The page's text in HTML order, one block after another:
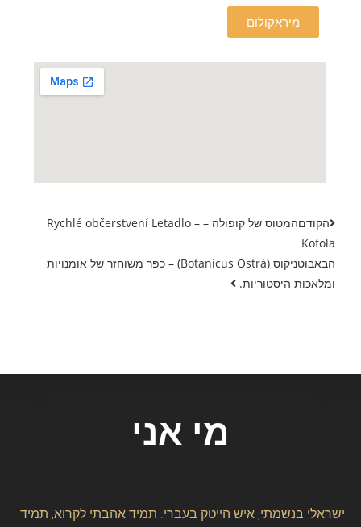
מיראקולום
הקודם
המטוס של קופולה – Rychlé občerstvení Letadlo –
Kofola​
הבא
בוטניקוס (Botanicus Ostrá) – כפר משוחזר של אומנויות
ומלאכות היסטוריות. ​
מי אני
ישראלי בנשמתי, איש הייטק בעברי. תמיד אהבתי לקרוא, תמיד